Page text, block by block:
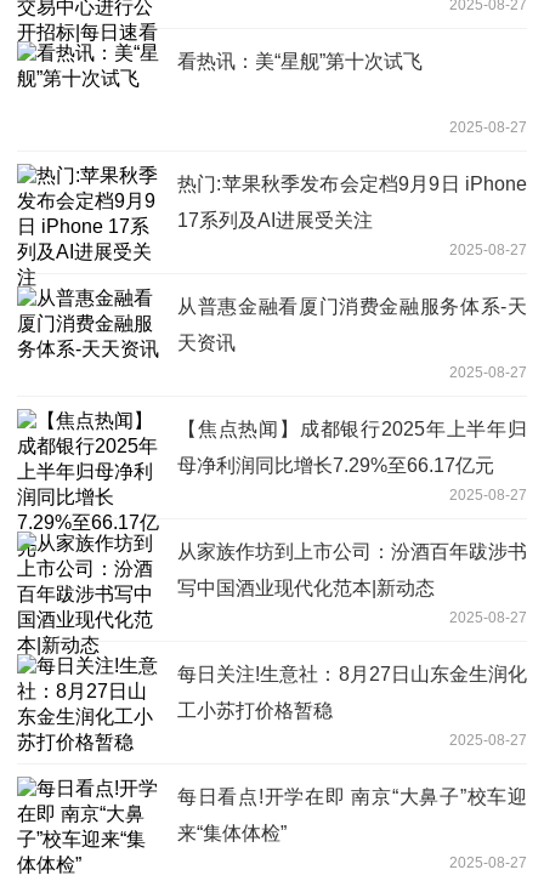
2025-08-27
看热讯：美“星舰”第十次试飞
2025-08-27
热门:苹果秋季发布会定档9月9日 iPhone
17系列及AI进展受关注
2025-08-27
从普惠金融看厦门消费金融服务体系-天
天资讯
2025-08-27
【焦点热闻】成都银行2025年上半年归
母净利润同比增长7.29%至66.17亿元
2025-08-27
从家族作坊到上市公司：汾酒百年跋涉书
写中国酒业现代化范本|新动态
2025-08-27
每日关注!生意社：8月27日山东金生润化
工小苏打价格暂稳
2025-08-27
每日看点!开学在即 南京“大鼻子”校车迎
来“集体体检”
2025-08-27